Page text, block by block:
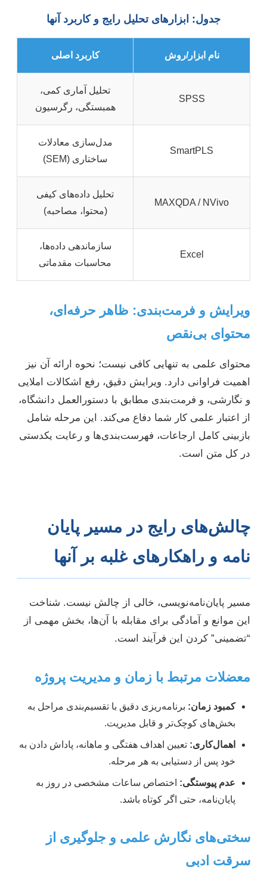
جدول: ابزارهای تحلیل رایج و کاربرد آنها
نام ابزار/روش کاربرد اصلی
SPSS
تحلیل آماری کمی،
همبستگی، رگرسیون
SmartPLS
مدل‌سازی معادلات
ساختاری (SEM)
MAXQDA / NVivo
تحلیل داده‌های کیفی
(محتوا، مصاحبه)
Excel
سازماندهی داده‌ها،
محاسبات مقدماتی
ویرایش و فرمت‌بندی: ظاهر حرفه‌ای،
محتوای بی‌نقص
محتوای علمی به تنهایی کافی نیست؛ نحوه ارائه آن نیز
اهمیت فراوانی دارد. ویرایش دقیق، رفع اشکالات املایی
و نگارشی، و فرمت‌بندی مطابق با دستورالعمل دانشگاه،
از اعتبار علمی کار شما دفاع می‌کند. این مرحله شامل
بازبینی کامل ارجاعات، فهرست‌بندی‌ها و رعایت یکدستی
در کل متن است.
چالش‌های رایج در مسیر پایان
نامه و راهکارهای غلبه بر آنها
مسیر پایان‌نامه‌نویسی، خالی از چالش نیست. شناخت
این موانع و آمادگی برای مقابله با آن‌ها، بخش مهمی از
“تضمینی” کردن این فرآیند است.
معضلات مرتبط با زمان و مدیریت پروژه
کمبود زمان: برنامه‌ریزی دقیق با تقسیم‌بندی مراحل به
بخش‌های کوچک‌تر و قابل مدیریت.
اهمال‌کاری: تعیین اهداف هفتگی و ماهانه، پاداش دادن به
خود پس از دستیابی به هر مرحله.
عدم پیوستگی: اختصاص ساعات مشخصی در روز به
پایان‌نامه، حتی اگر کوتاه باشد.
سختی‌های نگارش علمی و جلوگیری از
سرقت ادبی